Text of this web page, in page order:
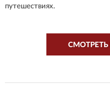
путешествиях.
СМОТРЕТЬ